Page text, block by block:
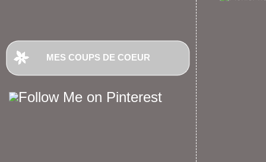
MES COUPS DE COEUR